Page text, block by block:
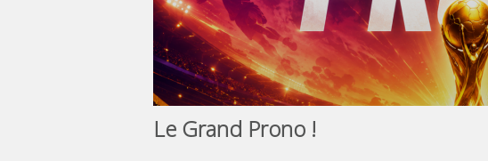
Le Grand Prono !